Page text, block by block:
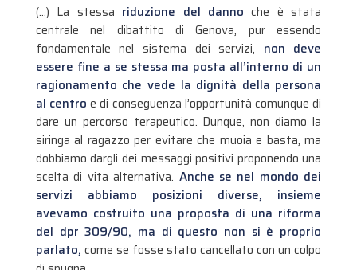
(…) La stessa riduzione del danno che è stata
centrale nel dibattito di Genova, pur essendo
fondamentale nel sistema dei servizi, non deve
essere fine a se stessa ma posta all’interno di un
ragionamento che vede la dignità della persona
al centro e di conseguenza l’opportunità comunque di
dare un percorso terapeutico. Dunque, non diamo la
siringa al ragazzo per evitare che muoia e basta, ma
dobbiamo dargli dei messaggi positivi proponendo una
scelta di vita alternativa. Anche se nel mondo dei
servizi abbiamo posizioni diverse, insieme
avevamo costruito una proposta di una riforma
del dpr 309/90, ma di questo non si è proprio
parlato, come se fosse stato cancellato con un colpo